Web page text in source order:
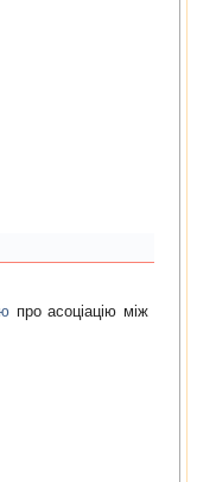
про асоціацію між